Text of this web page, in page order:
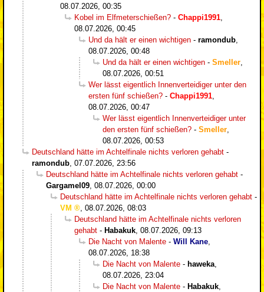
08.07.2026, 00:35
Kobel im Elfmeterschießen? - Chappi1991
08.07.2026, 00:45
Und da hält er einen wichtigen - ramondub
08.07.2026, 00:48
Und da hält er einen wichtigen - Smeller
08.07.2026, 00:51
Wer lässt eigentlich Innenverteidiger unter den
ersten fünf schießen? - Chappi1991
08.07.2026, 00:47
Wer lässt eigentlich Innenverteidiger unter
den ersten fünf schießen? - Smeller
08.07.2026, 00:53
Deutschland hätte im Achtelfinale nichts verloren gehabt -
ramondub 07.07.2026, 23:56
Deutschland hätte im Achtelfinale nichts verloren gehabt -
Gargamel09 08.07.2026, 00:00
Deutschland hätte im Achtelfinale nichts verloren gehabt -
VM
08.07.2026, 08:03
Deutschland hätte im Achtelfinale nichts verloren
gehabt - Habakuk 08.07.2026, 09:13
Die Nacht von Malente - Will Kane
08.07.2026, 18:38
Die Nacht von Malente - haweka
08.07.2026, 23:04
Die Nacht von Malente - Habakuk